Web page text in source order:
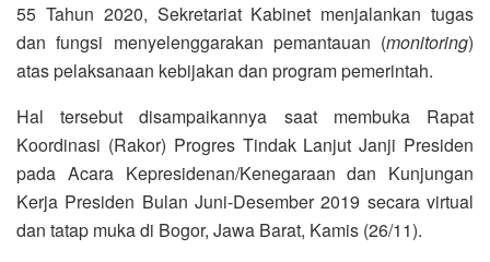
55 Tahun 2020, Sekretariat Kabinet menjalankan tugas
dan fungsi menyelenggarakan pemantauan (monitoring)
atas pelaksanaan kebijakan dan program pemerintah.
Hal tersebut disampaikannya saat membuka Rapat
Koordinasi (Rakor) Progres Tindak Lanjut Janji Presiden
pada Acara Kepresidenan/Kenegaraan dan Kunjungan
Kerja Presiden Bulan Juni-Desember 2019 secara virtual
dan tatap muka di Bogor, Jawa Barat, Kamis (26/11).